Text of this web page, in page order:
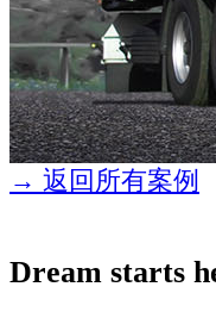
→ 返回所有案例
Dream starts